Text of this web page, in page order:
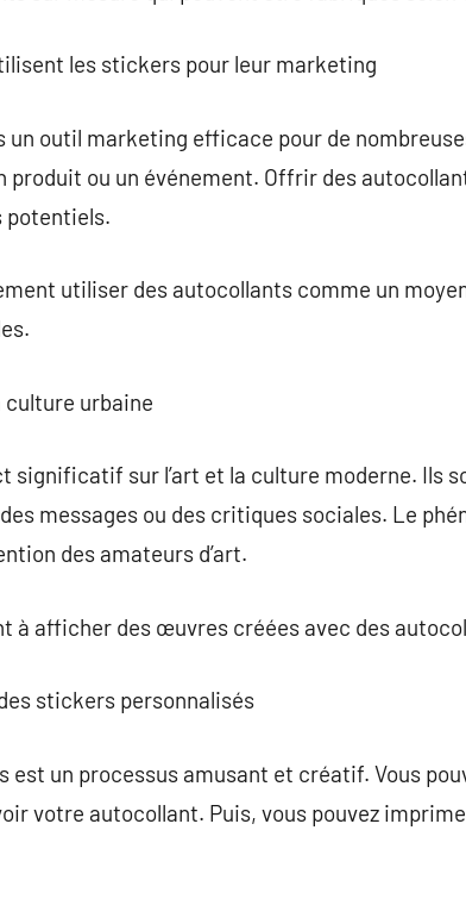
les stickers pour leur marketing
un outil marketing efficace pour de
produit ou un événement. Offrir des
potentiels.
utiliser des autocollants comme un
culture urbaine
significatif sur l’art et la culture moderne. Ils
messages ou des critiques sociales. Le
des amateurs d’art.
à afficher des œuvres créées avec des
stickers personnalisés
est un processus amusant et créatif. Vous
votre autocollant. Puis, vous pouvez